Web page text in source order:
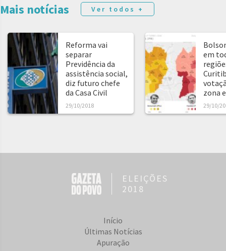
Mais notícias Ver todos +
Reforma vai
separar
Previdência da
assistência social,
diz futuro chefe
da Casa Civil
29/10/2018
em
zona
29/10/
ELEIÇÕES
2018
Início
Últimas Notícias
Apuração